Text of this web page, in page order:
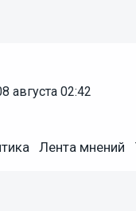
августа 02:42
Лента мнений